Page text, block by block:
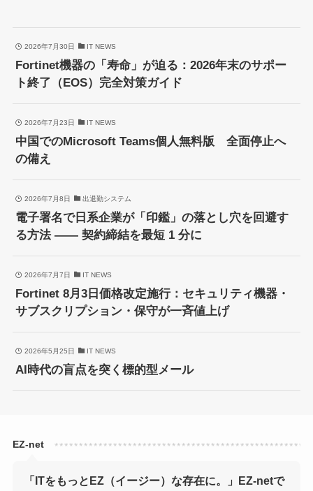
2026年7月30日 IT NEWS
Fortinet機器の「寿命」が迫る：2026年末のサポー
ト終了（EOS）完全対策ガイド
2026年7月23日 IT NEWS
中国でのMicrosoft Teams個人無料版 全面停止へ
の備え
2026年7月8日 出退勤システム
電子署名で日系企業が「印鑑」の落とし穴を回避す
る方法 —— 契約締結を最短 1 分に
2026年7月7日 IT NEWS
Fortinet 8月3日価格改定施行：セキュリティ機器・
サブスクリプション・保守が一斉値上げ
2026年5月25日 IT NEWS
AI時代の盲点を突く標的型メール
「ITをもっとEZ（イージー）な存在に。」EZ-netで